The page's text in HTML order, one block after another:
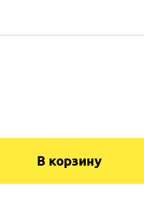
В корзину